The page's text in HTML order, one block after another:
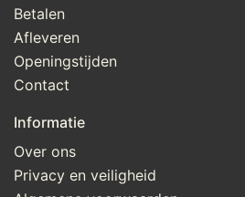
Betalen
Afleveren
Openingstijden
Contact
Informatie
Over ons
Privacy en veiligheid